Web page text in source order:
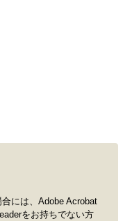
には、Adobe Acrobat
をお持ちでない方